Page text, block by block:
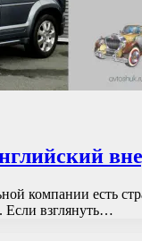
компании есть
Если взглянуть…